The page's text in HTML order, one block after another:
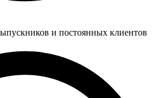
и постоянных клиентов